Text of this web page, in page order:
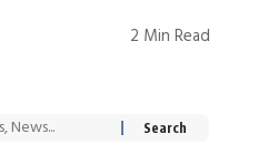
2 Min Read
हुए
रोज एक कच्चे लहसुन